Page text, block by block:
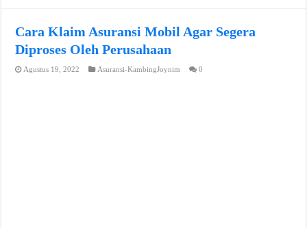
Cara Klaim Asuransi Mobil Agar Segera
Diproses Oleh Perusahaan
Agustus 19, 2022 Asuransi-KambingJoynim 0